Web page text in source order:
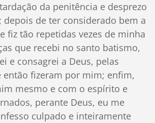
da penitência e desprezo
depois de ter considerado bem a
fiz tão repetidas vezes de minha
que recebi no santo batismo,
e consagrei a Deus, pelas
então fizeram por mim; enfim,
mesmo e com o espírito e
perante Deus, eu me
culpado e inteiramente